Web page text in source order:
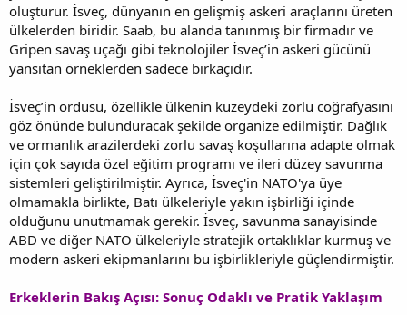
oluşturur. İsveç, dünyanın en gelişmiş askeri araçlarını üreten
ülkelerden biridir. Saab, bu alanda tanınmış bir firmadır ve
Gripen savaş uçağı gibi teknolojiler İsveç’in askeri gücünü
yansıtan örneklerden sadece birkaçıdır.
İsveç’in ordusu, özellikle ülkenin kuzeydeki zorlu coğrafyasını
göz önünde bulunduracak şekilde organize edilmiştir. Dağlık
ve ormanlık arazilerdeki zorlu savaş koşullarına adapte olmak
için çok sayıda özel eğitim programı ve ileri düzey savunma
sistemleri geliştirilmiştir. Ayrıca, İsveç'in NATO'ya üye
olmamakla birlikte, Batı ülkeleriyle yakın işbirliği içinde
olduğunu unutmamak gerekir. İsveç, savunma sanayisinde
ABD ve diğer NATO ülkeleriyle stratejik ortaklıklar kurmuş ve
modern askeri ekipmanlarını bu işbirlikleriyle güçlendirmiştir.
Erkeklerin Bakış Açısı: Sonuç Odaklı ve Pratik Yaklaşım